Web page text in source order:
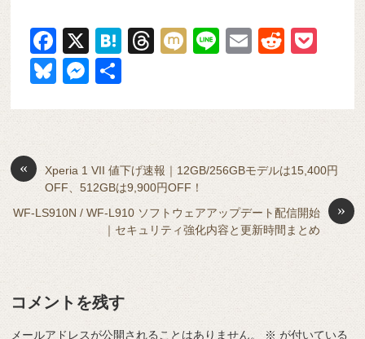
F
a
c
e
o
o
k
X
H
n
T
a
s
M
Li
E
R
di et
Bl
y
M
n
g
er
«
Xperia 1 VII 値下げ速報｜12GB/256GBモデルは15,400円
OFF、512GBは9,900円OFF！
»
WF-LS910N / WF-L910 ソフトウェアアップデート配信開始
｜セキュリティ強化内容と更新時間まとめ
コメントを残す
メールアドレスが公開されることはありません。 ※ が付いている